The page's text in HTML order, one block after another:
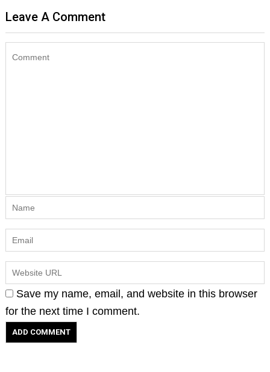
Leave A Comment
Save my name, email, and website in this browser
for the next time I comment.